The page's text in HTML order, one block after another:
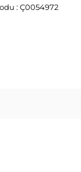
: Ç0054972